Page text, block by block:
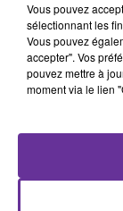
المشرق 4
المشرق 4
0:00
Afficher la
Vous pouvez
sélectionnant les
Vous pouvez
accepter". Vos
pouvez mettre à
moment via le lien